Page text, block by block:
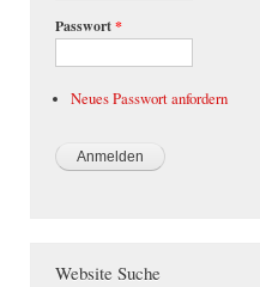
Passwort*
Neues Passwort anfordern
Website Suche